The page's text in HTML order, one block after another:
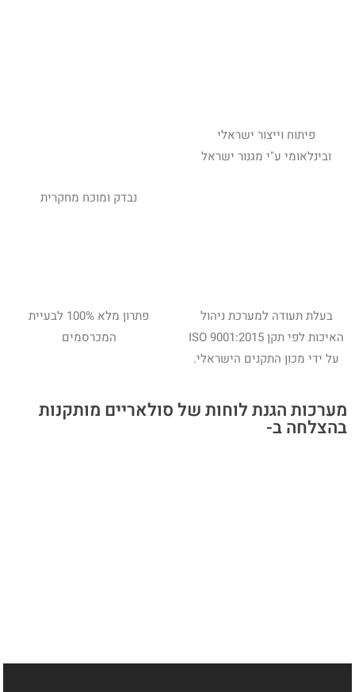
פיתוח וייצור ישראלי
ובינלאומי ע"י מגנור ישראל
נבדק ומוכח מחקרית
בעלת תעודה למערכת ניהול
האיכות לפי תקן ISO 9001:2015
על ידי מכון התקנים הישראלי.
פתרון מלא 100% לבעיית
המכרסמים
מערכות הגנת לוחות של סולאריים מותקנות
בהצלחה ב-